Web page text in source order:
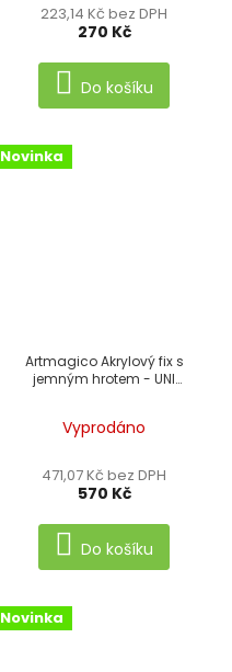
223,14 Kč bez DPH
270 Kč
Do košíku
Novinka
Artmagico Akrylový fix s
jemným hrotem - UNI
Vyprodáno
471,07 Kč bez DPH
570 Kč
Do košíku
Novinka